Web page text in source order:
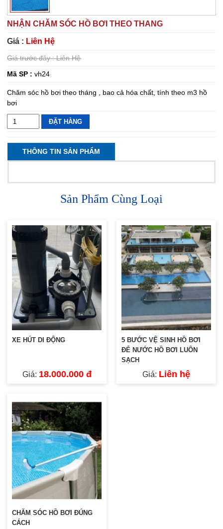
NHẬN CHĂM SÓC HỒ BƠI THEO THANG
Giá : Liên Hệ
Giá trước đây :Liên Hệ
Mã SP : vh24
Chăm sóc hồ bơi theo tháng , bao cả hóa chất, tính theo m3 hồ
bơi
ĐẶT HÀNG
THÔNG TIN SẢN PHẨM
Sản Phẩm Cùng Loại
XE HÚT DI ĐỘNG
Giá: 18.000.000 đ
5 BƯỚC VỆ SINH HỒ BƠI
ĐỂ NƯỚC HỒ BƠI LUÔN
SẠCH
Giá: Liên hệ
CHĂM SÓC HỒ BƠI ĐÚNG
CÁCH